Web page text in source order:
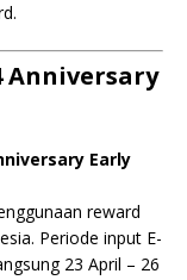
Anniversary
Early
reward
Periode input E-
23 April – 26